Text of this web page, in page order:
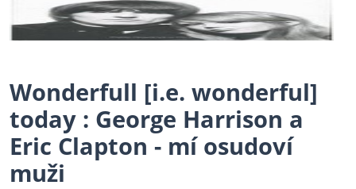
Wonderfull [i.e. wonderful]
today : George Harrison a
Eric Clapton - mí osudoví
muži